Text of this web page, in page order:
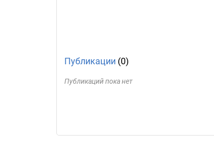
Публикации (0)
Публикаций пока нет